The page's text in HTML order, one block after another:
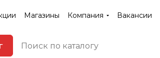
Магазины Компания Вакансии